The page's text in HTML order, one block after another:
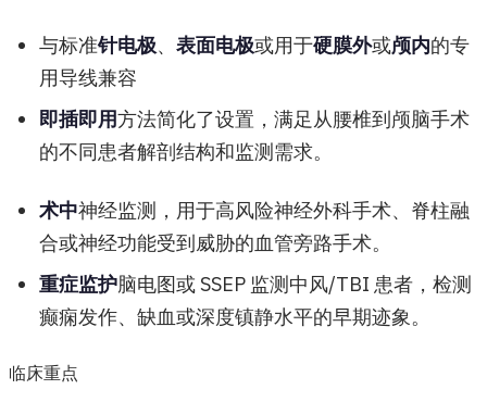
与标准针电极、 表面电极或用于硬膜外或颅内的专
用导线兼容
即插即用方法简化了设置，满足从腰椎到颅脑手术
的不同患者解剖结构和监测需求。
术中神经监测，用于高风险神经外科手术、脊柱融
合或神经功能受到威胁的血管旁路手术。
重症监护脑电图或 SSEP 监测中风/TBI 患者，检测
癫痫发作、缺血或深度镇静水平的早期迹象。
临床重点